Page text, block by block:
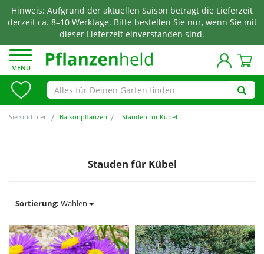
Hinweis: Aufgrund der aktuellen Saison beträgt die Lieferzeit
derzeit ca. 8–10 Werktage. Bitte bestellen Sie nur, wenn Sie mit
dieser Lieferzeit einverstanden sind.
MENU
Sie sind hier: Balkonpflanzen Stauden für Kübel
Stauden für Kübel
Sortierung: Wählen